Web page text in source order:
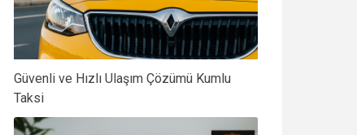
Güvenli ve Hızlı Ulaşım Çözümü Kumlu
Taksi